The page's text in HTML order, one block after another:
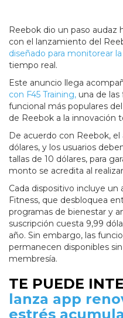
Reebok dio un paso audaz
con el lanzamiento del
diseñado para monitorear la
tiempo real.
Este anuncio llega
con F45 Training, una de
funcional más populares
de Reebok a la innovación
De acuerdo con Reebok,
dólares, y los usuarios
tallas de 10 dólares, para
monto se acredita al
Cada dispositivo incluye
Fitness, que desbloquea
programas de bienestar y
suscripción cuesta 9,99
año. Sin embargo, las
permanecen disponibles
membresía.
TE PUEDE
lanza app
estrés